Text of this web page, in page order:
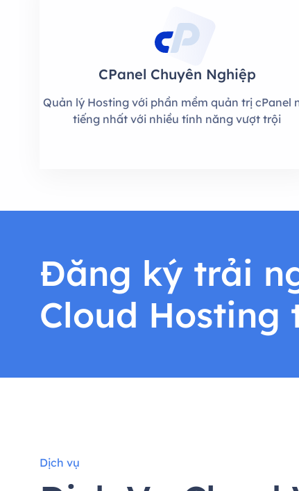
CPanel Chuyên Nghiệp
Quản lý Hosting với phần mềm quản trị cPanel
tiếng nhất với nhiều tính năng vượt trội
Đăng ký trải
Cloud Hosting
Dịch vụ